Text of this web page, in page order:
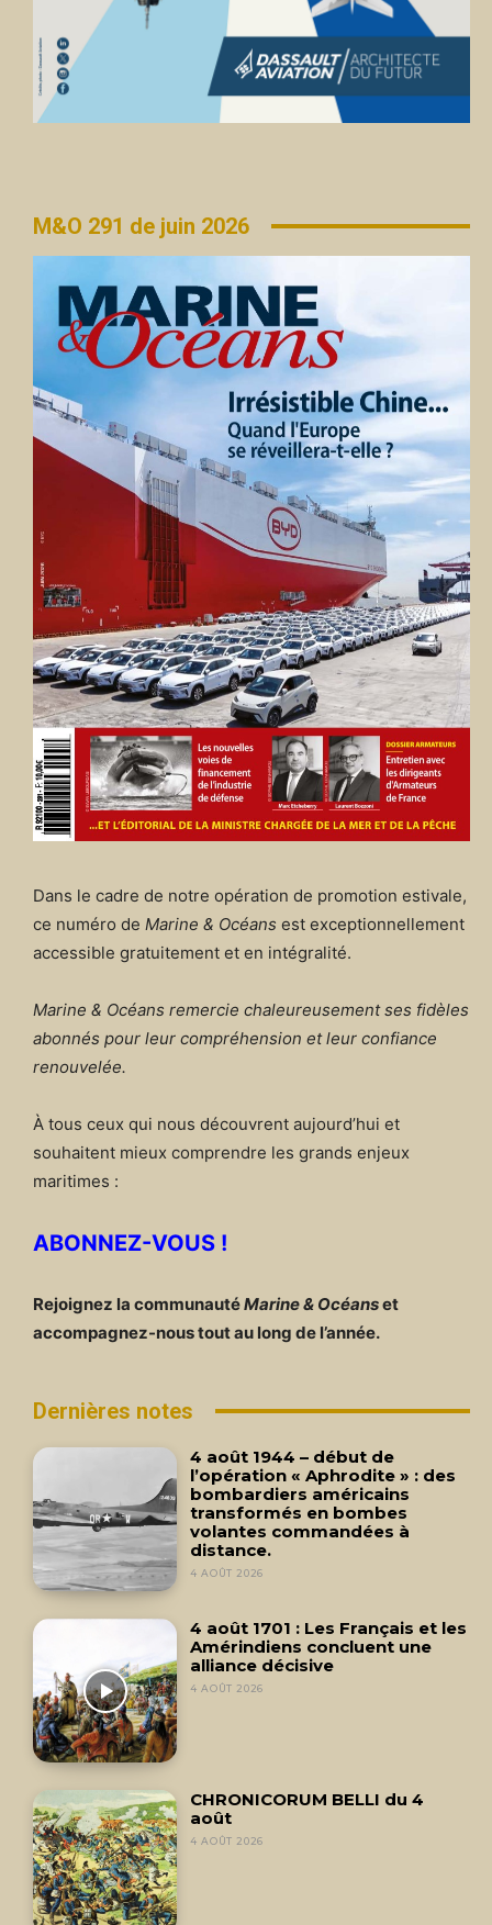
M&O 291 de juin 2026
Dans le cadre de notre opération de promotion estivale,
ce numéro de Marine & Océans est exceptionnellement
accessible gratuitement et en intégralité.
Marine & Océans remercie chaleureusement ses fidèles
abonnés pour leur compréhension et leur confiance
renouvelée.
À tous ceux qui nous découvrent aujourd’hui et
souhaitent mieux comprendre les grands enjeux
maritimes :
ABONNEZ-VOUS !
Rejoignez la communautéMarine & Océanset
accompagnez-nous tout au long de l’année.
Dernières notes
4 août 1944 – début de
l’opération « Aphrodite » : des
bombardiers américains
transformés en bombes
volantes commandées à
distance.
4 AOÛT 2026
4 août 1701 : Les Français et les
Amérindiens concluent une
alliance décisive
4 AOÛT 2026
CHRONICORUM BELLI du 4
août
4 AOÛT 2026